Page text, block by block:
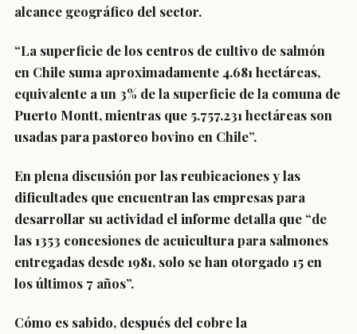
alcance geográfico del sector.
“La superficie de los centros de cultivo de salmón
en Chile suma aproximadamente 4.681 hectáreas,
equivalente a un 3% de la superficie de la comuna de
Puerto Montt, mientras que 5.757.231 hectáreas son
usadas para pastoreo bovino en Chile”.
En plena discusión por las reubicaciones y las
dificultades que encuentran las empresas para
desarrollar su actividad el informe detalla que “de
las 1353 concesiones de acuicultura para salmones
entregadas desde 1981, solo se han otorgado 15 en
los últimos 7 años”.
Cómo es sabido, después del cobre la